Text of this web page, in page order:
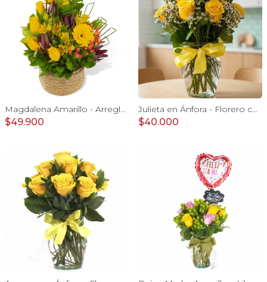
Magdalena Amarillo - Arreglo floral con rosas, gerbera y astromelias amarillas
$49.900
Julieta en Ánfora - Florero con 10 rosas amarillas y limonium
$40.000